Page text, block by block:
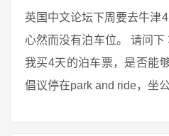
英国中文论坛下周要去牛津
心然而没有泊车位。 请问
我买4天的泊车票，是否能
倡议停在park and ride，坐